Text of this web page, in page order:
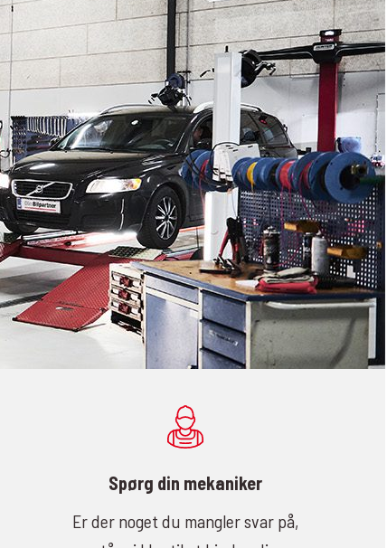
Spørg din mekaniker
Er der noget du mangler svar på,